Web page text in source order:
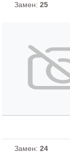
Замен: 25
Замен: 24